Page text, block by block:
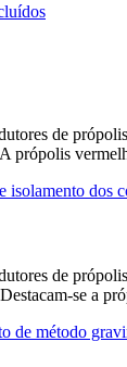
de
própolis
isolamento dos
de
se a
de método